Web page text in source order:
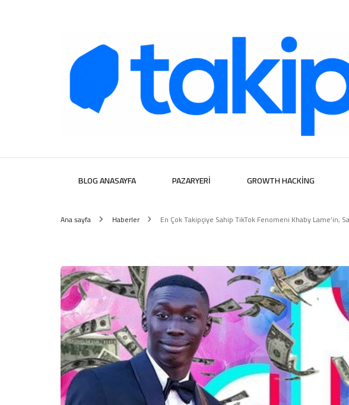
Takipera
BLOG ANASAYFA PAZARYERI GROWTH HACKING
Ana sayfa Haberler En Çok Takipçiye Sahip TikTok Fenomeni Khaby Lame’in,